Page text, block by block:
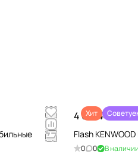
Хит
4 670 ₽/шт
Flash
0 0 В наличии